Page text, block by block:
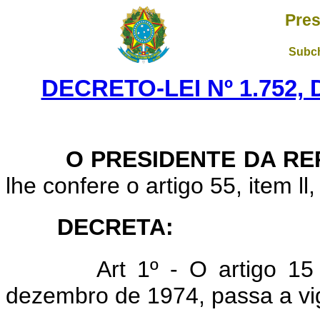
DECRETO-LEI Nº 1.752,
O PRESIDENTE DA
lhe confere o artigo 55, item
DECRETA:
Art 1º - O artigo
dezembro de 1974, passa a